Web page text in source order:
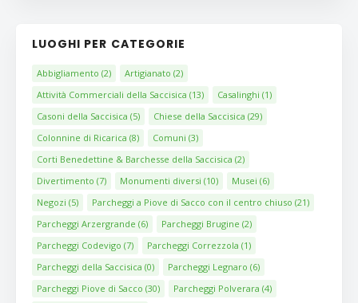
LUOGHI PER CATEGORIE
Abbigliamento (2) Artigianato (2)
Attività Commerciali della Saccisica (13) Casalinghi (1)
Casoni della Saccisica (5) Chiese della Saccisica (29)
Colonnine di Ricarica (8) Comuni (3)
Corti Benedettine & Barchesse della Saccisica (2)
Divertimento (7) Monumenti diversi (10) Musei (6)
Negozi (5) Parcheggi a Piove di Sacco con il centro chiuso (21)
Parcheggi Arzergrande (6) Parcheggi Brugine (2)
Parcheggi Codevigo (7) Parcheggi Correzzola (1)
Parcheggi della Saccisica (0) Parcheggi Legnaro (6)
Parcheggi Piove di Sacco (30) Parcheggi Polverara (4)